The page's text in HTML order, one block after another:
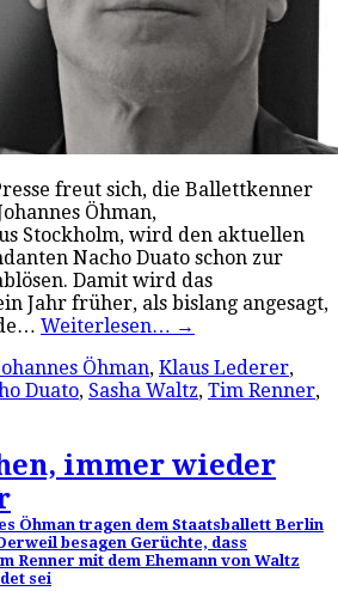
freut sich, die Ballettkenner
Öhman,
Stockholm, wird den aktuellen
Nacho Duato schon zur
Damit wird das
Jahr früher, als bislang angesagt,
Weiterlesen… →
Öhman, Klaus Lederer,
Duato, Sasha Waltz, Tim Renner,
immer wieder
Öhman tragen dem Staatsballett Berlin
besagen Gerüchte, dass
Renner mit dem Ehemann von Waltz
sei